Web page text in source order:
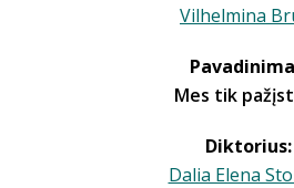
Vilhelmina
Mes tik
Diktorius:
Dalia Elena